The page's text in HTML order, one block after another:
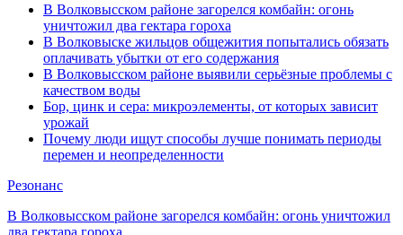
В Волковысском районе загорелся комбайн: огонь
уничтожил два гектара гороха
В Волковыске жильцов общежития попытались обязать
оплачивать убытки от его содержания
В Волковысском районе выявили серьёзные проблемы с
качеством воды
Бор, цинк и сера: микроэлементы, от которых зависит
урожай
Почему люди ищут способы лучше понимать периоды
перемен и неопределенности
Резонанс
В Волковысском районе загорелся комбайн: огонь уничтожил
два гектара гороха